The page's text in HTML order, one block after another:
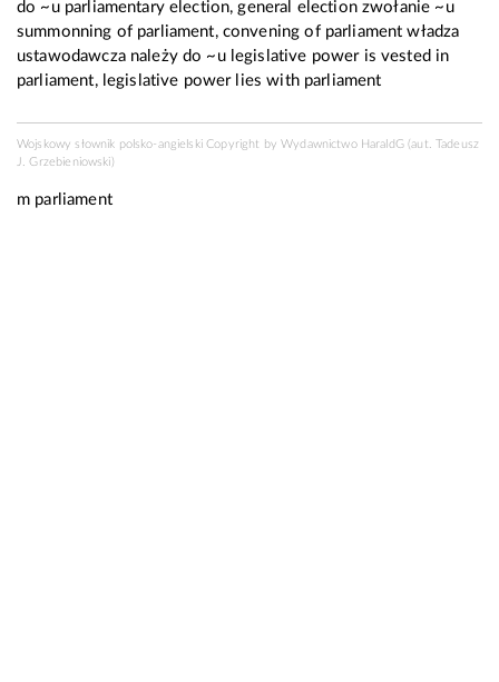
do ~u parliamentary election, general election zwołanie ~u
summonning of parliament, convening of parliament władza
ustawodawcza należy do ~u legislative power is vested in
parliament, legislative power lies with parliament
Wojskowy słownik polsko-angielski Copyright byWydawnictwo HaraldG(aut. Tadeusz
J. Grzebieniowski)
m parliament